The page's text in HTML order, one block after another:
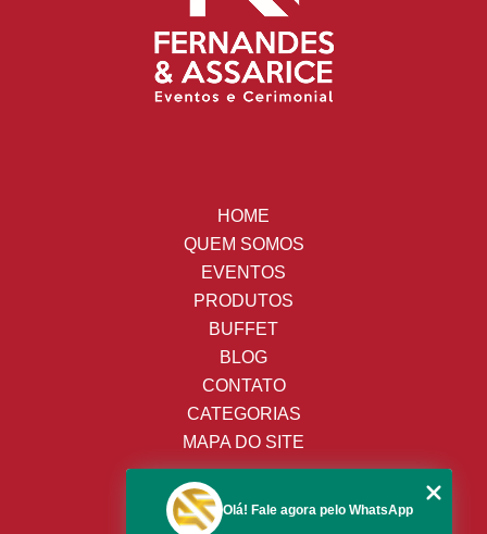
HOME
QUEM SOMOS
EVENTOS
PRODUTOS
BUFFET
BLOG
CONTATO
CATEGORIAS
MAPA DO SITE
(19) 3428-8443
Olá! Fale agora pelo WhatsApp